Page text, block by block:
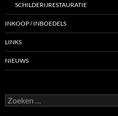
SCHILDERIJRESTAURATIE
INKOOP / INBOEDELS
LINKS
NIEUWS
Zoeken
naar: